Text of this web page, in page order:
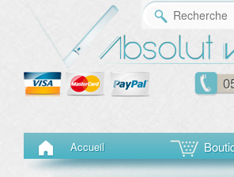
Menu principal
Aller au contenu principal
Aller au contenu secondaire
Accueil